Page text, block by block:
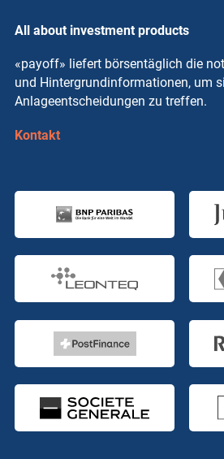
All about investment products
«payoff» liefert börsentäglich die
und Hintergrundinformationen, um
Anlageentscheidungen zu treffen.
Kontakt